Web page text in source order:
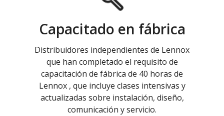
Capacitado en fábrica
Distribuidores independientes de Lennox
que han completado el requisito de
capacitación de fábrica de 40 horas de
Lennox , que incluye clases intensivas y
actualizadas sobre instalación, diseño,
comunicación y servicio.